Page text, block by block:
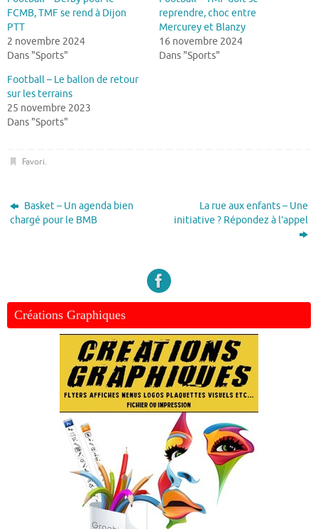
FCMB, TMF se rend à Dijon
PTT
2 novembre 2024
Dans "Sports"
reprendre, choc entre
Mercurey et Blanzy
16 novembre 2024
Dans "Sports"
Football – Le ballon de retour
sur les terrains
25 novembre 2023
Dans "Sports"
Favori.
Basket – Un agenda bien
chargé pour le BMB
La rue aux enfants – Une
initiative ? Répondez à l’appel
Créations Graphiques